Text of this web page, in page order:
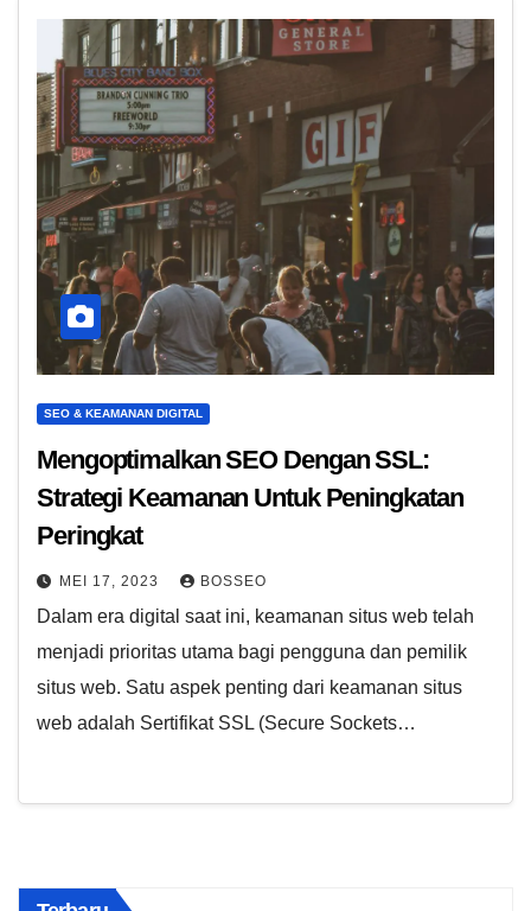
SEO & KEAMANAN DIGITAL
Mengoptimalkan SEO Dengan SSL:
Strategi Keamanan Untuk Peningkatan
Peringkat
MEI 17, 2023 BOSSEO
Dalam era digital saat ini, keamanan situs web telah
menjadi prioritas utama bagi pengguna dan pemilik
situs web. Satu aspek penting dari keamanan situs
web adalah Sertifikat SSL (Secure Sockets…